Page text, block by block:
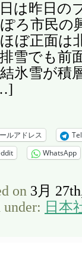
は昨日の
ろ市民の
ぼ正面は
雪でも前
氷雪が積
ルアドレス
WhatsApp
on 3月
日本